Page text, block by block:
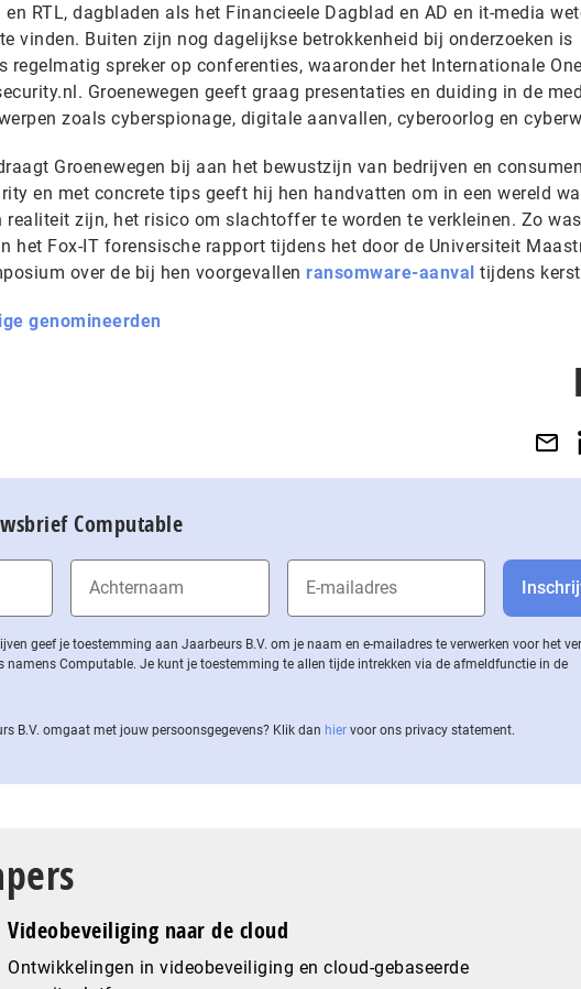
en RTL, dagbladen als het Financieele Dagblad en AD en it-media
vinden. Buiten zijn nog dagelijkse betrokkenheid bij onderzoeken is
regelmatig spreker op conferenties, waaronder het Internationale One
Groenewegen geeft graag presentaties en duiding in de
zoals cyberspionage, digitale aanvallen, cyberoorlog en
Groenewegen bij aan het bewustzijn van bedrijven en
en met concrete tips geeft hij hen handvatten om in een wereld
realiteit zijn, het risico om slachtoffer te worden te verkleinen. Zo
het Fox-IT forensische rapport tijdens het door de Universiteit
over de bij hen voorgevallen ransomware-aanval tijdens
genomineerden
Computable
geef je toestemming aan Jaarbeurs B.V. om je naam en e-mailadres te verwerken voor het
namens Computable. Je kunt je toestemming te allen tijde intrekken via de af­meld­func­tie in de
B.V. omgaat met jouw per­soons­ge­ge­vens? Klik dan hier voor ons privacy statement.
Videobeveiliging naar de cloud
Ontwikkelingen in videobeveiliging en cloud-gebaseerde